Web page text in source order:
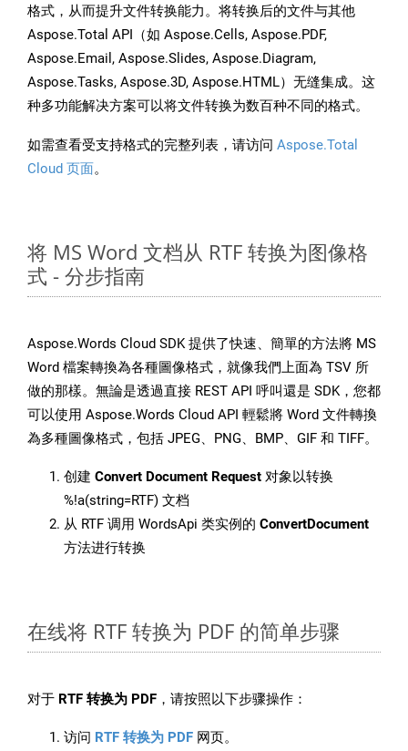
格式，从而提升文件转换能力。将转换后的文件与其他
Aspose.Total API（如 Aspose.Cells, Aspose.PDF,
Aspose.Email, Aspose.Slides, Aspose.Diagram,
Aspose.Tasks, Aspose.3D, Aspose.HTML）无缝集成。这
种多功能解决方案可以将文件转换为数百种不同的格式。
如需查看受支持格式的完整列表，请访问 Aspose.Total
Cloud 页面。
将 MS Word 文档从 RTF 转换为图像格
式 - 分步指南
Aspose.Words Cloud SDK 提供了快速、簡單的方法將 MS
Word 檔案轉換為各種圖像格式，就像我們上面為 TSV 所
做的那樣。無論是透過直接 REST API 呼叫還是 SDK，您都
可以使用 Aspose.Words Cloud API 輕鬆將 Word 文件轉換
為多種圖像格式，包括 JPEG、PNG、BMP、GIF 和 TIFF。
创建 Convert Document Request 对象以转换
%!a(string=RTF) 文档
从 RTF 调用 WordsApi 类实例的 ConvertDocument
方法进行转换
在线将 RTF 转换为 PDF 的简单步骤
对于 RTF 转换为 PDF ，请按照以下步骤操作：
访问 RTF 转换为 PDF 网页。